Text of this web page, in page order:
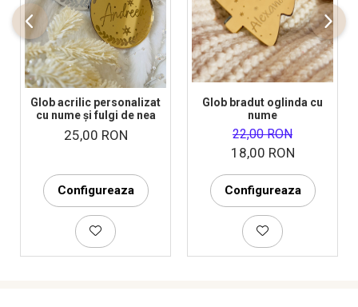
Glob acrilic personalizat
cu nume și fulgi de nea
25,00 RON
Configureaza
Glob bradut oglinda cu
nume
22,00 RON
18,00 RON
Configureaza